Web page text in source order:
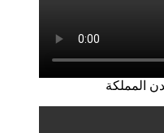
المملكة